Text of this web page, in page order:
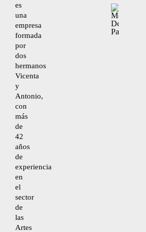
es
una
empresa
formada
por
dos
hermanos
Vicenta
y
Antonio,
con
más
de
42
años
de
experiencia
en
el
sector
de
las
Artes
Condiciones de uso